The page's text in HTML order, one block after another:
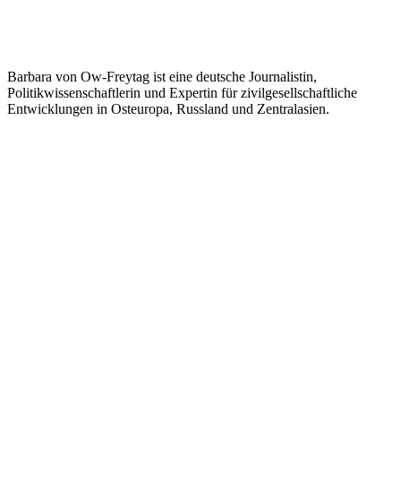
Barbara von Ow-Freytag ist eine deutsche Journalistin,
Politikwissenschaftlerin und Expertin für zivilgesellschaftliche
Entwicklungen in Osteuropa, Russland und Zentralasien.